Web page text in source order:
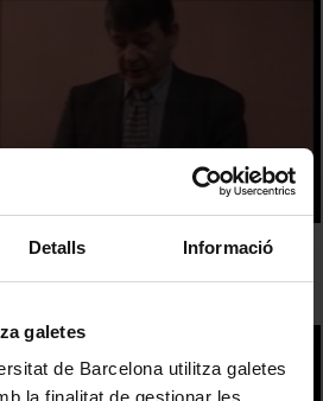
Detalls Informació
galetes
de Barcelona utilitza galetes
la finalitat de gestionar les
perspective in the
laboratory